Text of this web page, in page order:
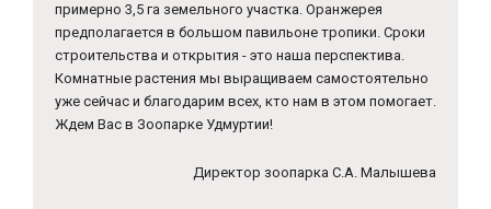
примерно 3,5 га земельного участка. Оранжерея
предполагается в большом павильоне тропики. Сроки
строительства и открытия - это наша перспектива.
Комнатные растения мы выращиваем самостоятельно
уже сейчас и благодарим всех, кто нам в этом помогает.
Ждем Вас в Зоопарке Удмуртии!
Директор зоопарка С.А. Малышева